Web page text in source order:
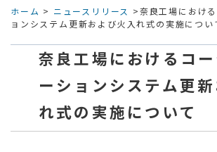
ホーム > ニュースリリース >奈良工場におけ
ョンシステム更新および火入れ式の実施につい
奈良工場におけるコ
ーションシステム更
れ式の実施について